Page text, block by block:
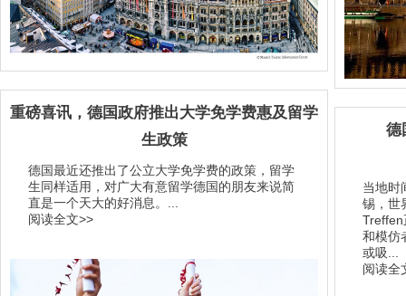
重磅喜讯，德国政府推出大学免学费惠及留学
生政策
德国最近还推出了公立大学免学费的政策，留学
生同样适用，对广大有意留学德国的朋友来说简
直是一个天大的好消息。...
阅读全文>>
德
当地
锡，世
Treffen
和模仿
或吸...
阅读全